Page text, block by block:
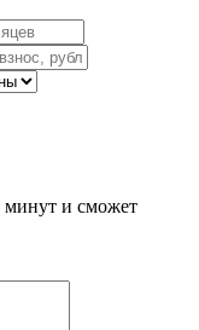
минут и сможет